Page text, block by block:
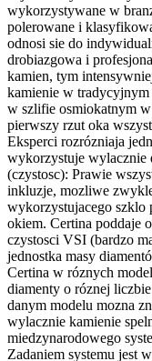
wykorzystywane w
polerowane i
odnosi sie do
drobiazgowa i
kamien, tym
kamienie w
w szlifie osmiokatnym
pierwszy rzut oka
Eksperci rozrózniaja
wykorzystuje wylacznie
(czystosc): Prawie
inkluzje, mozliwe
wykorzystujacego szklo
okiem. Certina poddaje
czystosci VSI (bardzo
jednostka masy
Certina w róznych
diamenty o róznej
danym modelu mozna
wylacznie kamienie
miedzynarodowego
Zadaniem systemu jest